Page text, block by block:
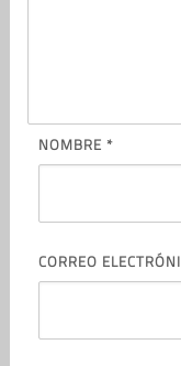
NOMBRE *
CORREO